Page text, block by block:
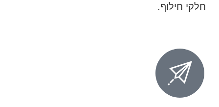
חלקי חילוף.